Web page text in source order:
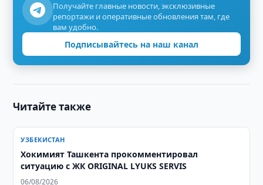
Получайте главные новости, эксклюзивные
репортажи и оперативные обновления там, где
вам удобно.
Подписывайтесь на наш канал
Читайте также
УЗБЕКИСТАН
Хокимият Ташкента прокомментировал
ситуацию с ЖК ORIGINAL LYUKS SERVIS
06/08/2026